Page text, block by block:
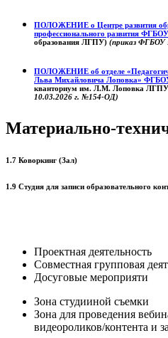
ПОЛОЖЕНИЕ о Центре развития
профессионального развития
образования ЛГПУ) (приказ
ПОЛОЖЕНИЕ об отделе
Льва Михайловича Лоповка»
кванториум им. Л.М. Лоповка
10.03.2026 г. №154-ОД)
Материально-
1.7 Коворкинг (Зал)
1.9 Студия для записи образовательного
Проектная деятельность
Совместная групповая
Досуговые мероприяти
Зона студииной съемки
Зона для проведения
видеороликов/контента и